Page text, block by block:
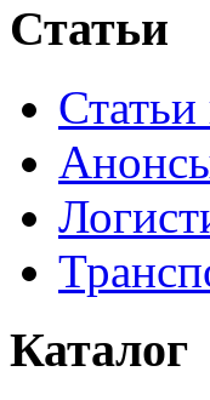
Статьи
Статьи
Каталог